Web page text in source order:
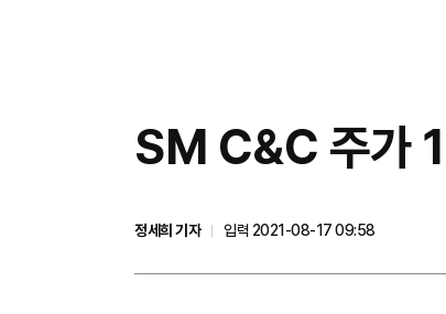
SM C&C 주가
정세희 기자
입력 2021-08-17 09:58